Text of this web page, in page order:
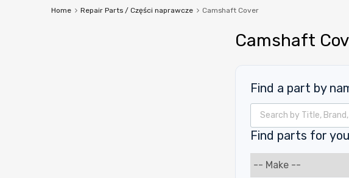
Home Repair Parts / Części naprawcze Camshaft Cover
Camshaft
Find a part by
Wyszukiwarka produktów
Find parts for